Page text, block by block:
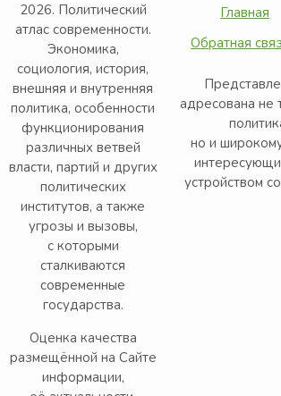
2026. Политический
атлас современности.
Экономика,
социология, история,
внешняя и внутренняя
политика, особенности
функционирования
различных ветвей
власти, партий и других
политических
институтов, а также
угрозы и вызовы,
с которыми
сталкиваются
современные
государства.
Оценка качества
размещённой на Сайте
информации,
Главная
Обратная
адресована не
но и
устройством